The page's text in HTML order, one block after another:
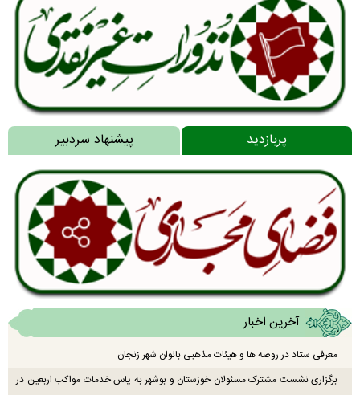
پربازدید پیشنهاد سردبیر
آخرین اخبار
معرفی ستاد در روضه ها و هیئات مذهبی بانوان شهر زنجان
برگزاری نشست مشترک مسئولان خوزستان و بوشهر به پاس خدمات مواکب اربعین در